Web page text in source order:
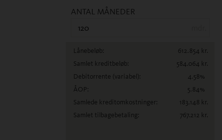
ANTAL MÅNEDER
Lånebeløb: 612.854 kr.
Samlet kreditbeløb:
584.064 kr.
Debitorrente (variabel): 4.58%
ÅOP:
5.84%
Samlede kreditomkostninger:
183.148 kr.
Samlet tilbagebetaling:
767.212 kr.